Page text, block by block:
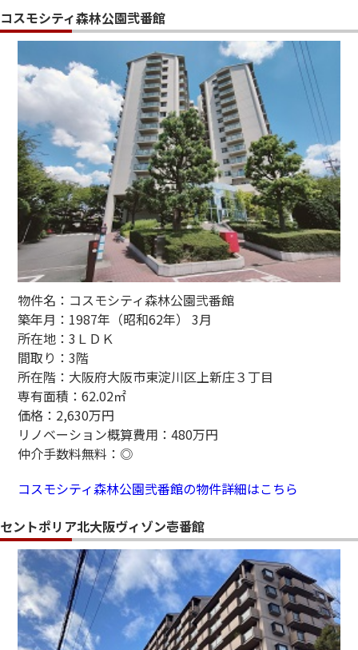
コスモシティ森林公園弐番館
物件名：コスモシティ森林公園弐番館
築年月：1987年（昭和62年） 3月
所在地：3ＬＤＫ
間取り：3階
所在階：大阪府大阪市東淀川区上新庄３丁目
専有面積：62.02㎡
価格：2,630万円
リノベーション概算費用：480万円
仲介手数料無料：◎
コスモシティ森林公園弐番館の物件詳細はこちら
セントポリア北大阪ヴィゾン壱番館